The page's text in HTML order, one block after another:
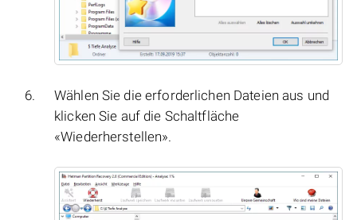
Wählen Sie die erforderlichen Dateien aus und
klicken Sie auf die Schaltfläche
«Wiederherstellen».